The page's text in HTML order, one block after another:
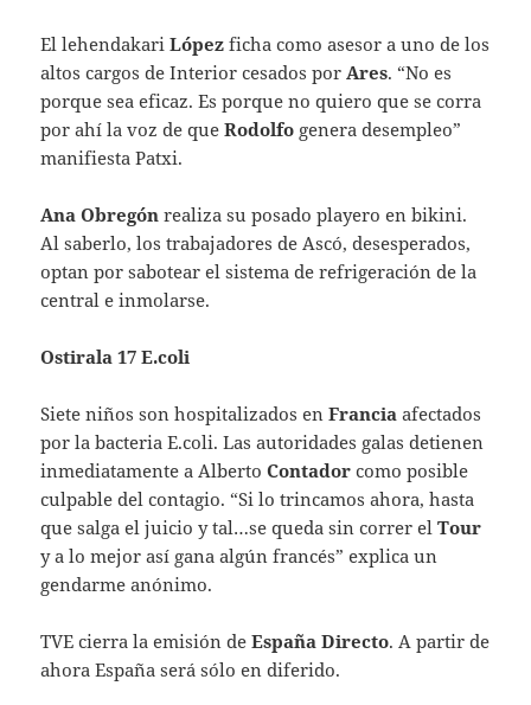
El lehendakariLópezficha como asesor a uno de los
altos cargos de Interior cesados por Ares. “No es
porque sea eficaz. Es porque no quiero que se corra
por ahí la voz de queRodolfo genera desempleo”
manifiesta Patxi.
Ana Obregón realiza su posado playero en bikini.
Al saberlo, los trabajadores de Ascó, desesperados,
optan por sabotear el sistema de refrigeración de la
central e inmolarse.
Ostirala 17 E.coli
Siete niños son hospitalizados enFrancia afectados
por la bacteria E.coli. Las autoridades galas detienen
inmediatamente a AlbertoContador como posible
culpable del contagio. “Si lo trincamos ahora, hasta
que salga el juicio y tal…se queda sin correr elTour
y a lo mejor así gana algún francés” explica un
gendarme anónimo.
TVE cierra la emisión deEspaña Directo. A partir de
ahora España será sólo en diferido.